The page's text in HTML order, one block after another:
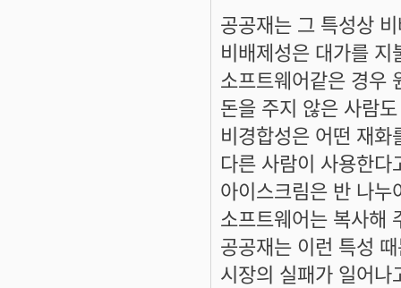
공공재는 그 특성상
비배제성은 대가를
소프트웨어같은 경우
돈을 주지 않은 사람
비경합성은 어떤 재화
다른 사람이 사용한
아이스크림은 반 나
소프트웨어는 복사해
공공재는 이런 특성
시장의 실패가 일어